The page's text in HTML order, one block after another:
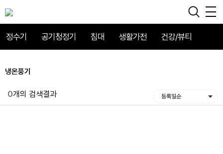
정수기 공기청정기 침대 생활가전 건강/뷰티
냉온풍기
0개의 검색결과 등록일순